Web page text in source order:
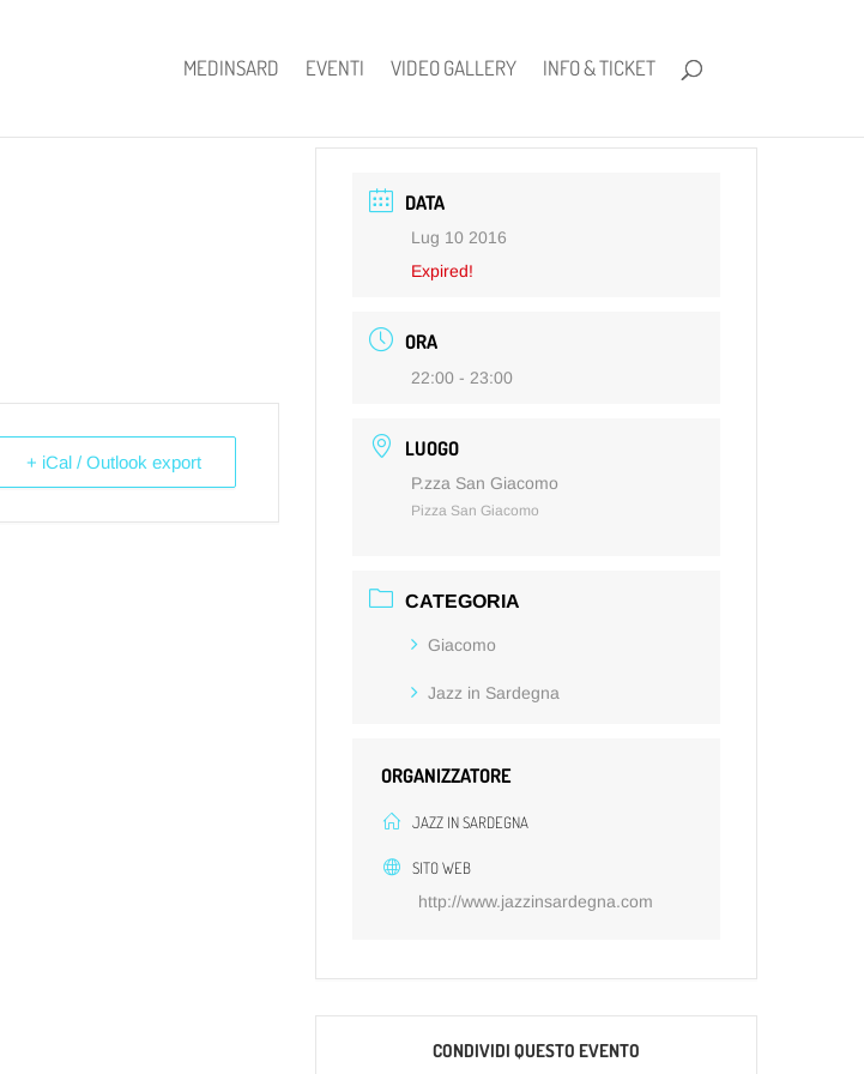
MEDINSARD EVENTI VIDEO GALLERY INFO & TICKET
+ iCal / Outlook export
DATA
Lug 10 2016
Expired!
ORA
22:00 - 23:00
LUOGO
P.zza San Giacomo
Pizza San Giacomo
CATEGORIA
Giacomo
Jazz in Sardegna
ORGANIZZATORE
JAZZ IN SARDEGNA
SITO WEB
http://www.jazzinsardegna.com
CONDIVIDI QUESTO EVENTO